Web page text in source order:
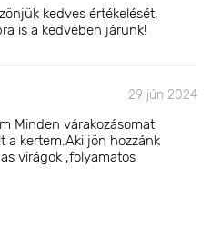
kedves értékelését,
is a kedvében járunk!
29 jún 2024
Minden várakozásomat
a kertem.Aki jön hozzánk
virágok ,folyamatos